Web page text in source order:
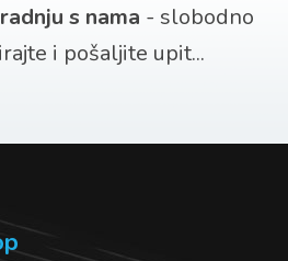
s nama - slobodno
i pošaljite upit...